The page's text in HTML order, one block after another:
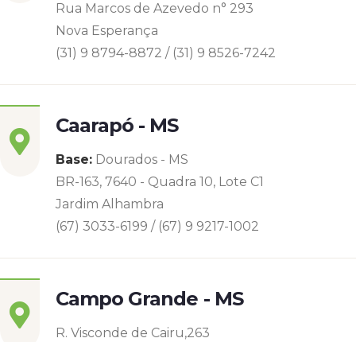
Rua Marcos de Azevedo n° 293
Nova Esperança
(31) 9 8794-8872 / (31) 9 8526-7242
Caarapó - MS
Base: Dourados - MS
BR-163, 7640 - Quadra 10, Lote C1
Jardim Alhambra
(67) 3033-6199 / (67) 9 9217-1002
Campo Grande - MS
R. Visconde de Cairu,263